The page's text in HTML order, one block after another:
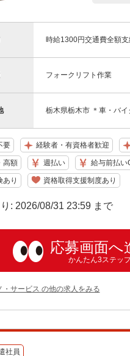
時給1300円交通費全額支
フォークリフト作業
栃木県栃木市 ＊車・バイ
要 経験者・有資格者歓迎
高額 週払い 給与前払い
あり 資格取得支援制度あり
: 2026/08/31 23:59 まで
応募画面へ
かんたん3ステップ
・サービス の他の求人をみる
社員